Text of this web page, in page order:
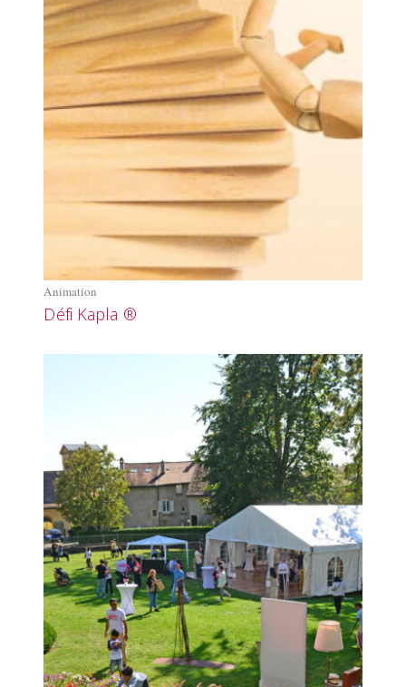
Animation
Défi Kapla ®